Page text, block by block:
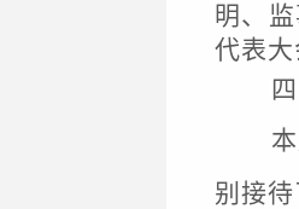
明、
代表
四
别 接待